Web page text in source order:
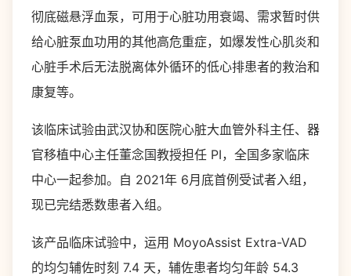
彻底磁悬浮血泵，可用于心脏功用衰竭、需求暂时供
给心脏泵血功用的其他高危重症，如爆发性心肌炎和
心脏手术后无法脱离体外循环的低心排患者的救治和
康复等。
该临床试验由武汉协和医院心脏大血管外科主任、器
官移植中心主任董念国教授担任 PI，全国多家临床
中心一起参加。自 2021年 6月底首例受试者入组，
现已完结悉数患者入组。
该产品临床试验中，运用 MoyoAssist Extra-VAD
的均匀辅佐时刻 7.4 天，辅佐患者均匀年龄 54.3